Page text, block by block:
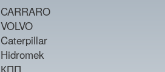
CARRARO
VOLVO
Caterpillar
Hidromek
КПП